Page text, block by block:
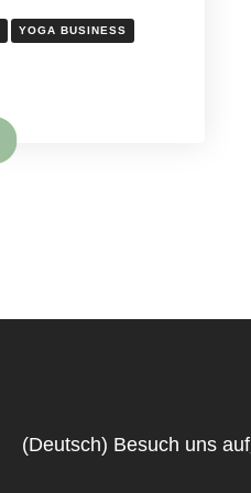
YOGA BUSINESS
(Deutsch) Besuch uns auf